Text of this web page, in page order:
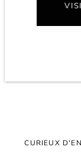
CURIEUX